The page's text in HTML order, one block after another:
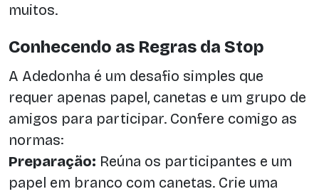
muitos.
Conhecendo as Regras da Stop
A Adedonha é um desafio simples que
requer apenas papel, canetas e um grupo de
amigos para participar. Confere comigo as
normas:
Preparação: Reúna os participantes e um
papel em branco com canetas. Crie uma